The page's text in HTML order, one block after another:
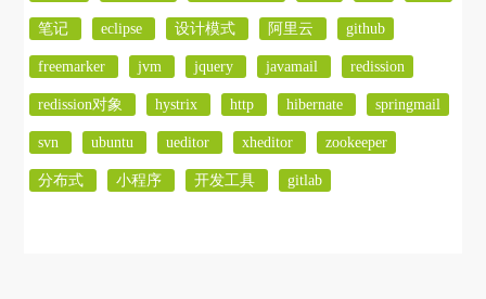
笔记 eclipse 设计模式 阿里云 github
freemarker jvm jquery javamail redission
redission对象 hystrix http hibernate springmail
svn ubuntu ueditor xheditor zookeeper
分布式 小程序 开发工具 gitlab